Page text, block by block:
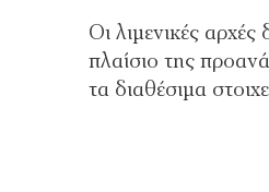
Οι λιμενικές
πλαίσιο της
τα διαθέσιμα